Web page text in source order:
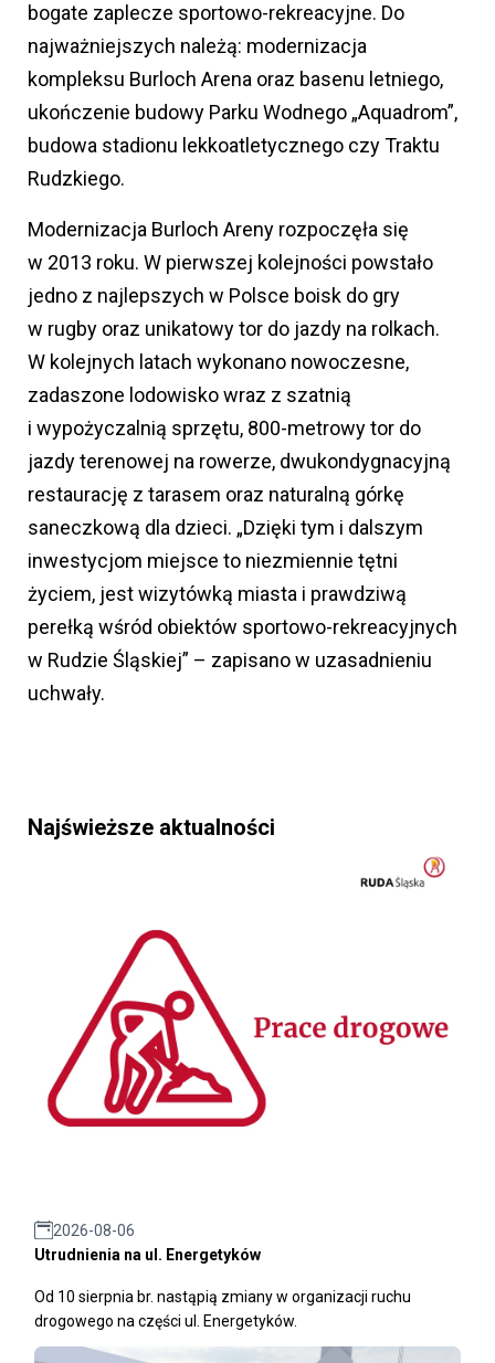
bogate zaplecze sportowo-rekreacyjne. Do
najważniejszych należą: modernizacja
kompleksu Burloch Arena oraz basenu letniego,
ukończenie budowy Parku Wodnego „Aquadrom”,
budowa stadionu lekkoatletycznego czy Traktu
Rudzkiego.
Modernizacja Burloch Areny rozpoczęła się
w 2013 roku. W pierwszej kolejności powstało
jedno z najlepszych w Polsce boisk do gry
w rugby oraz unikatowy tor do jazdy na rolkach.
W kolejnych latach wykonano nowoczesne,
zadaszone lodowisko wraz z szatnią
i wypożyczalnią sprzętu, 800-metrowy tor do
jazdy terenowej na rowerze, dwukondygnacyjną
restaurację z tarasem oraz naturalną górkę
saneczkową dla dzieci. „Dzięki tym i dalszym
inwestycjom miejsce to niezmiennie tętni
życiem, jest wizytówką miasta i prawdziwą
perełką wśród obiektów sportowo-rekreacyjnych
w Rudzie Śląskiej” – zapisano w uzasadnieniu
uchwały.
Najświeższe aktualności
2026-08-06
Utrudnienia na ul. Energetyków
Od 10 sierpnia br. nastąpią zmiany w organizacji ruchu
drogowego na części ul. Energetyków.